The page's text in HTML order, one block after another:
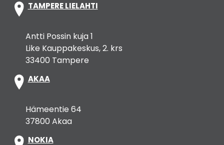
TAMPERE LIELAHTI
Antti Possin kuja 1
Like Kauppakeskus, 2. krs
33400 Tampere
AKAA
Hämeentie 64
37800 Akaa
NOKIA